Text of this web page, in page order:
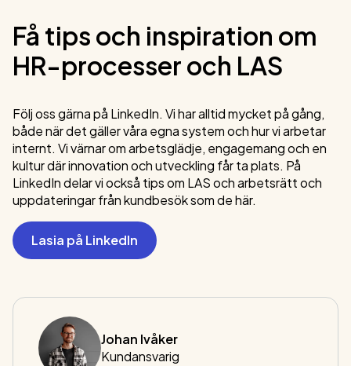
Få tips och inspiration om
HR-processer och LAS
Följ oss gärna på LinkedIn. Vi har alltid mycket på gång,
både när det gäller våra egna system och hur vi arbetar
internt. Vi värnar om arbetsglädje, engagemang och en
kultur där innovation och utveckling får ta plats. På
LinkedIn delar vi också tips om LAS och arbetsrätt och
uppdateringar från kundbesök som de här.
Lasia på LinkedIn
Johan Ivåker
Kundansvarig